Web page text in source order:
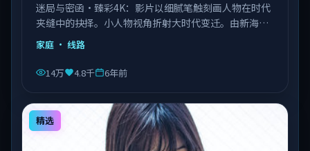
迷局与密函·臻彩4K：影片以细腻笔触刻画人物在时代
夹缝中的抉择。小人物视角折射大时代变迁。由新海诚
执导，刘德华、王景春、王凯等主演，泰国出品，类型
为家庭。
家庭 · 线路
14万 4.8千 6年前
精选